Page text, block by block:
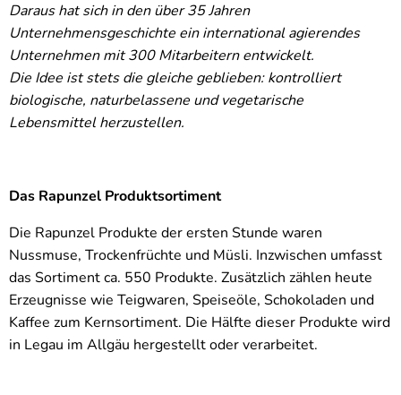
Daraus hat sich in den über 35 Jahren
Unternehmensgeschichte ein international agierendes
Unternehmen mit 300 Mitarbeitern entwickelt.
Die Idee ist stets die gleiche geblieben: kontrolliert
biologische, naturbelassene und vegetarische
Lebensmittel herzustellen.
Das Rapunzel Produktsortiment
Die Rapunzel Produkte der ersten Stunde waren
Nussmuse, Trockenfrüchte und Müsli. Inzwischen umfasst
das Sortiment ca. 550 Produkte. Zusätzlich zählen heute
Erzeugnisse wie Teigwaren, Speiseöle, Schokoladen und
Kaffee zum Kernsortiment. Die Hälfte dieser Produkte wird
in Legau im Allgäu hergestellt oder verarbeitet.